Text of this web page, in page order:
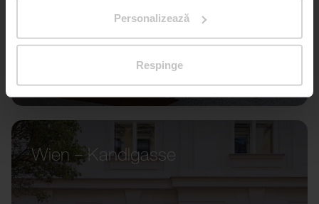
Personalizează
Respinge
Wien – Kandlgasse